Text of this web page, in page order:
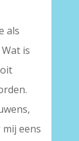
als
is
mij eens